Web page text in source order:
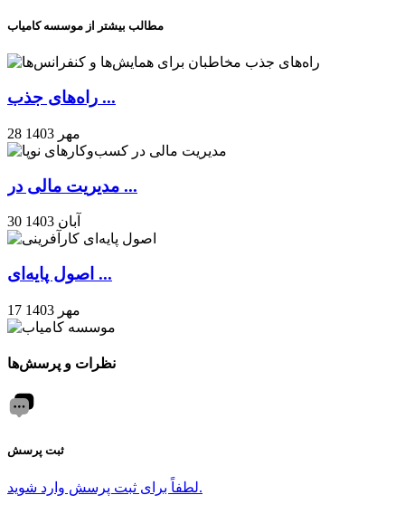
مطالب بیشتر از موسسه کامیاب
راه‌های جذب ...
28 مهر 1403
مدیریت مالی در ...
30 آبان 1403
اصول پایه‌ای ...
17 مهر 1403
نظرات و پرسش‌ها
ثبت پرسش
لطفاً برای ثبت پرسش وارد شوید.